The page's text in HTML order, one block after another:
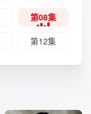
第08集
第12集